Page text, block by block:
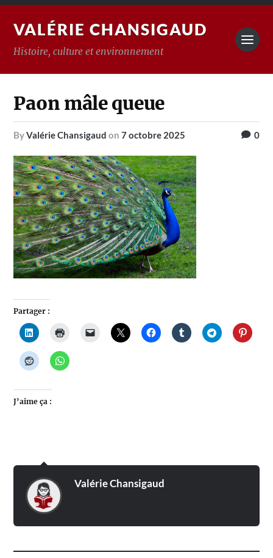
VALÉRIE CHANSIGAUD
Histoire, culture et environnement
Paon mâle queue
byValérie Chansigaud on7 octobre 2025 0
Partager :
J’aime ça :
Valérie Chansigaud